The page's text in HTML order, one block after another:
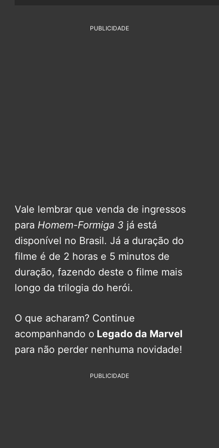
PUBLICIDADE
Vale lembrar que venda de ingressos
para Homem-Formiga 3 já está
disponível no Brasil. Já a duração do
filme é de 2 horas e 5 minutos de
duração, fazendo deste o filme mais
longo da trilogia do herói.
O que acharam? Continue
acompanhando o Legado da Marvel
para não perder nenhuma novidade!
PUBLICIDADE